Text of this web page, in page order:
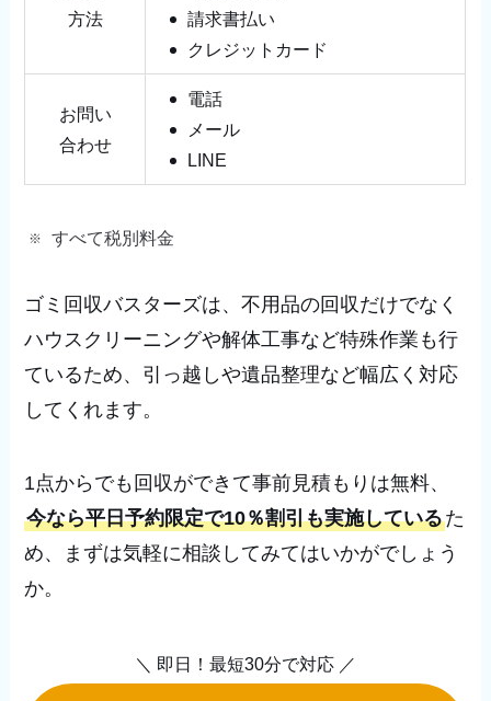
方法
請求書払い
クレジットカード
お問い
合わせ
電話
メール
LINE
すべて税別料金
ゴミ回収バスターズは、不用品の回収だけでなく
ハウスクリーニングや解体工事など特殊作業も行
ているため、引っ越しや遺品整理など幅広く対応
してくれます。
1点からでも回収ができて事前見積もりは無料、
今なら平日予約限定で10％割引も実施しているた
め、まずは気軽に相談してみてはいかがでしょう
か。
＼ 即日！最短30分で対応 ／